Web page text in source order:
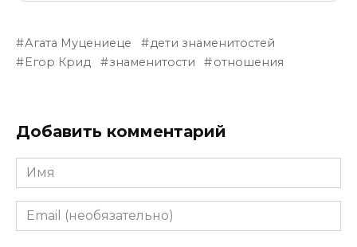
Агата Муцениеце
дети знаменитостей
Егор Крид
знаменитости отношения
Добавить комментарий
Имя
Email
(необязательно)